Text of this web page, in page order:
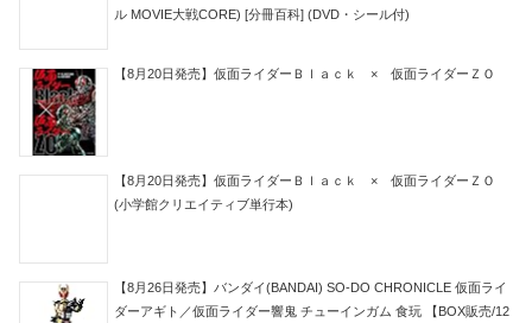
ル MOVIE大戦CORE) [分冊百科] (DVD・シール付)
【8月20日発売】仮面ライダーＢｌａｃｋ × 仮面ライダーＺＯ
【8月20日発売】仮面ライダーＢｌａｃｋ × 仮面ライダーＺＯ
(小学館クリエイティブ単行本)
【8月26日発売】バンダイ(BANDAI) SO-DO CHRONICLE 仮面ライ
ダーアギト／仮面ライダー響鬼 チューインガム 食玩 【BOX販売/12